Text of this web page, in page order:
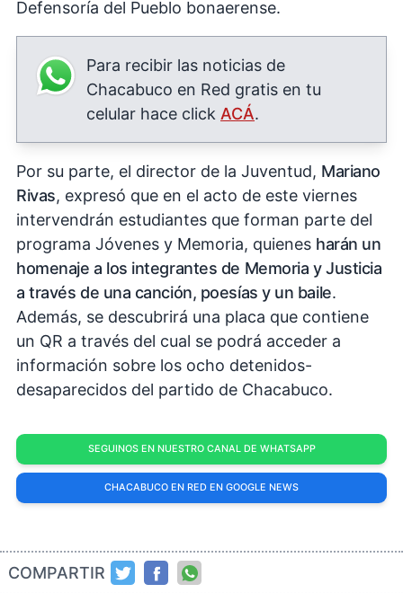
Defensoría del Pueblo bonaerense.
Para recibir las noticias de
Chacabuco en Red gratis en tu
celular hace click ACÁ.
Por su parte, el director de la Juventud, Mariano
Rivas, expresó que en el acto de este viernes
intervendrán estudiantes que forman parte del
programa Jóvenes y Memoria, quienes harán un
homenaje a los integrantes de Memoria y Justicia
a través de una canción, poesías y un baile.
Además, se descubrirá una placa que contiene
un QR a través del cual se podrá acceder a
información sobre los ocho detenidos-
desaparecidos del partido de Chacabuco.
SEGUINOS EN NUESTRO CANAL DE WHATSAPP
CHACABUCO EN RED EN GOOGLE NEWS
COMPARTIR